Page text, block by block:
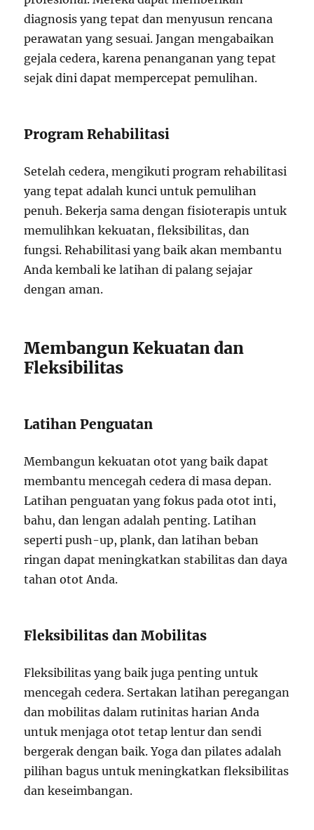
diagnosis yang tepat dan menyusun rencana
perawatan yang sesuai. Jangan mengabaikan
gejala cedera, karena penanganan yang tepat
sejak dini dapat mempercepat pemulihan.
Program Rehabilitasi
Setelah cedera, mengikuti program rehabilitasi
yang tepat adalah kunci untuk pemulihan
penuh. Bekerja sama dengan fisioterapis untuk
memulihkan kekuatan, fleksibilitas, dan
fungsi. Rehabilitasi yang baik akan membantu
Anda kembali ke latihan di palang sejajar
dengan aman.
Membangun Kekuatan dan
Fleksibilitas
Latihan Penguatan
Membangun kekuatan otot yang baik dapat
membantu mencegah cedera di masa depan.
Latihan penguatan yang fokus pada otot inti,
bahu, dan lengan adalah penting. Latihan
seperti push-up, plank, dan latihan beban
ringan dapat meningkatkan stabilitas dan daya
tahan otot Anda.
Fleksibilitas dan Mobilitas
Fleksibilitas yang baik juga penting untuk
mencegah cedera. Sertakan latihan peregangan
dan mobilitas dalam rutinitas harian Anda
untuk menjaga otot tetap lentur dan sendi
bergerak dengan baik. Yoga dan pilates adalah
pilihan bagus untuk meningkatkan fleksibilitas
dan keseimbangan.